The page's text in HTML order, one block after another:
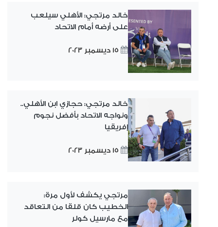
خالد مرتجي: الأهلي سيلعب
على أرضه أمام الاتحاد
15 ديسمبر 2023
خالد مرتجي: حجازي ابن الأهلي..
ونواجه الاتحاد بأفضل نجوم
إفريقيا
15 ديسمبر 2023
مرتجي يكشف لأول مرة:
الخطيب كان قلقا من التعاقد
مع مارسيل كولر